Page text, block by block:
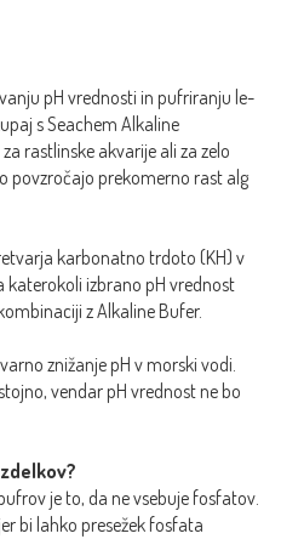
pH vrednosti in pufriranju le-
s Seachem Alkaline
rastlinske akvarije ali za zelo
povzročajo prekomerno rast alg
karbonatno trdoto (KH) v
katerokoli izbrano pH vrednost
z Alkaline Bufer.
znižanje pH v morski vodi.
vendar pH vrednost ne bo
je to, da ne vsebuje fosfatov.
bi lahko presežek fosfata